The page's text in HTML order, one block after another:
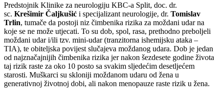
Predstojnik Klinike za neurologiju KBC-a Split, doc. dr.
sc. Krešimir Čaljkušić i specijalizant neurologije, dr. Tomislav
Trlin, tumače da postoji niz čimbenika rizika za moždani udar na
koje se ne može utjecati. To su dob, spol, rasa, prethodno preboljeli
moždani udar i/ili tzv. mini-udar (tranzitorna ishemijsku ataka –
TIA), te obiteljska povijest slučajeva moždanog udara. Dob je jedan
od najznačajnijih čimbenika rizika jer nakon šezdesete godine života
taj rizik raste za oko 10 posto sa svakim sljedećim desetljećem
starosti. Muškarci su skloniji moždanom udaru od žena u
generativnoj životnoj dobi, ali nakon menopauze raste rizik u žena.